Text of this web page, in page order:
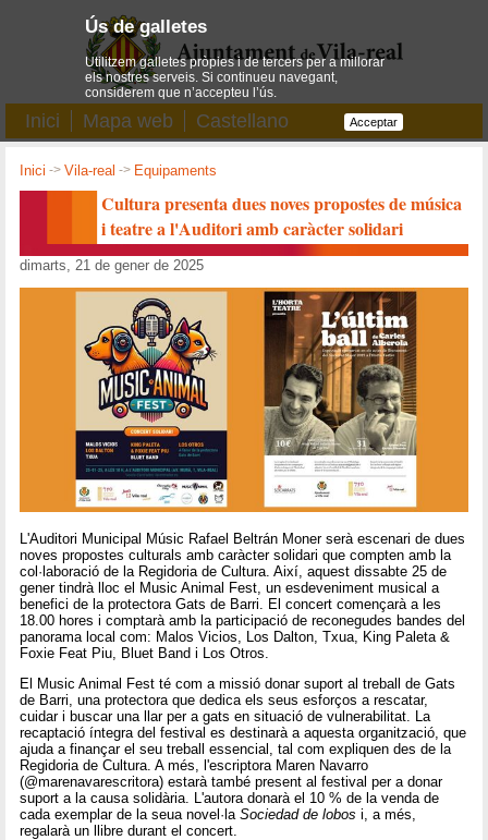
Inici Mapa web Castellano
Inici ->Vila-real -> Equipaments
Cultura presenta dues noves propostes de música
i teatre a l'Auditori amb caràcter solidari
dimarts, 21 de gener de 2025
L'Auditori Municipal Músic Rafael Beltrán Moner serà escenari de dues
noves propostes culturals amb caràcter solidari que compten amb la
col·laboració de la Regidoria de Cultura. Així, aquest dissabte 25 de
gener tindrà lloc el Music Animal Fest, un esdeveniment musical a
benefici de la protectora Gats de Barri. El concert començarà a les
18.00 hores i comptarà amb la participació de reconegudes bandes del
panorama local com: Malos Vicios, Los Dalton, Txua, King Paleta &
Foxie Feat Piu, Bluet Band i Los Otros.
El Music Animal Fest té com a missió donar suport al treball de Gats
de Barri, una protectora que dedica els seus esforços a rescatar,
cuidar i buscar una llar per a gats en situació de vulnerabilitat. La
recaptació íntegra del festival es destinarà a aquesta organització, que
ajuda a finançar el seu treball essencial, tal com expliquen des de la
Regidoria de Cultura. A més, l'escriptora Maren Navarro
(@marenavarescritora) estarà també present al festival per a donar
suport a la causa solidària. L'autora donarà el 10 % de la venda de
cada exemplar de la seua novel·laSociedad de lobos i, a més,
regalarà un llibre durant el concert.
Ús de galletes
Utilitzem galletes pròpies i de tercers per a millorar
els nostres serveis. Si continueu navegant,
considerem que n’accepteu l’ús.
Acceptar